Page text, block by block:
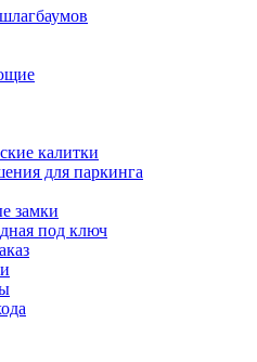
калитки
для паркинга
замки
под ключ